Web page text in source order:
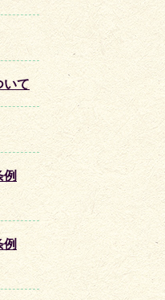
いて